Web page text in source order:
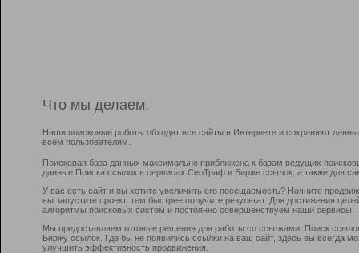
Что мы делаем.
Наши поисковые роботы обходят все сайты в Интернете и сохраняют
всем пользователям.
Поисковая база данных максимально приближена к базам ведущих
данные Поиска ссылок в сервисах СеоТраф и Бирже ссылок, а также для
У вас есть сайт и вы хотите увеличить его посещаемость? Начните
вы запустите проект, тем быстрее получите результат. Для достижения
алгоритмы поисковых систем и постоянно совершенствуем наши сервисы.
Мы предоставляем готовые решения для работы со ссылками: Поиск
Биржу ссылок. Где бы не появились ссылки на ваш сайт, здесь вы всегда
улучшить эффективность продвижения.